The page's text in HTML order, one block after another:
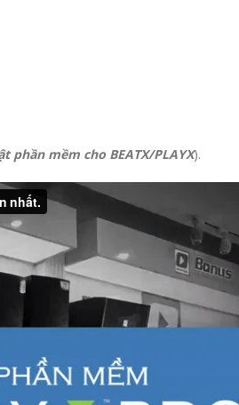
phần mềm cho BEATX/PLAYX).